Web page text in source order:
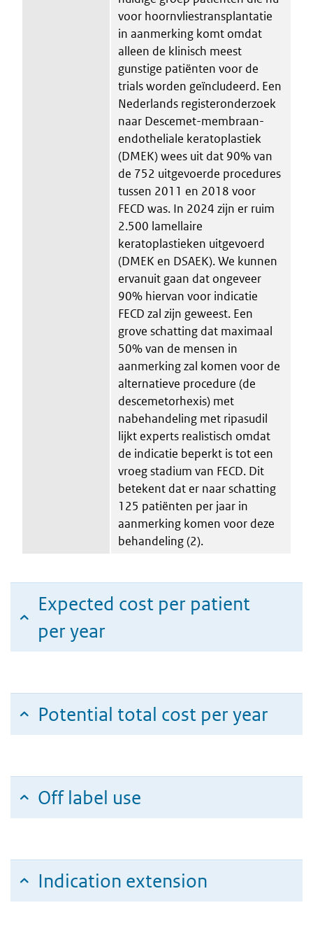
voor hoornvliestransplantatie
in aanmerking komt omdat
alleen de klinisch meest
gunstige patiënten voor de
trials worden geïncludeerd. Een
Nederlands registeronderzoek
naar Descemet-membraan-
endotheliale keratoplastiek
(DMEK) wees uit dat 90% van
de 752 uitgevoerde procedures
tussen 2011 en 2018 voor
FECD was. In 2024 zijn er ruim
2.500 lamellaire
keratoplastieken uitgevoerd
(DMEK en DSAEK). We kunnen
ervanuit gaan dat ongeveer
90% hiervan voor indicatie
FECD zal zijn geweest. Een
grove schatting dat maximaal
50% van de mensen in
aanmerking zal komen voor de
alternatieve procedure (de
descemetorhexis) met
nabehandeling met ripasudil
lijkt experts realistisch omdat
de indicatie beperkt is tot een
vroeg stadium van FECD. Dit
betekent dat er naar schatting
125 patiënten per jaar in
aanmerking komen voor deze
behandeling (2).
Expected cost per patient
per year
Potential total cost per year
Off label use
Indication extension